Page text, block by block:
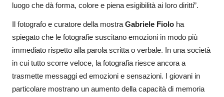
luogo che dà forma, colore e piena esigibilità ai loro diritti”.
Il fotografo e curatore della mostra Gabriele Fiolo ha
spiegato che le fotografie suscitano emozioni in modo più
immediato rispetto alla parola scritta o verbale. In una società
in cui tutto scorre veloce, la fotografia riesce ancora a
trasmette messaggi ed emozioni e sensazioni. I giovani in
particolare mostrano un aumento della capacità di memoria